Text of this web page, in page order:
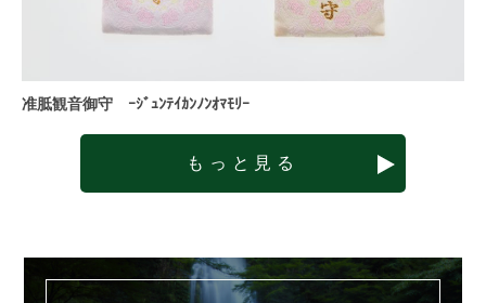
准胝観音御守 ｰｼﾞｭﾝﾃｲｶﾝﾉﾝｵﾏﾓﾘｰ
もっと見る